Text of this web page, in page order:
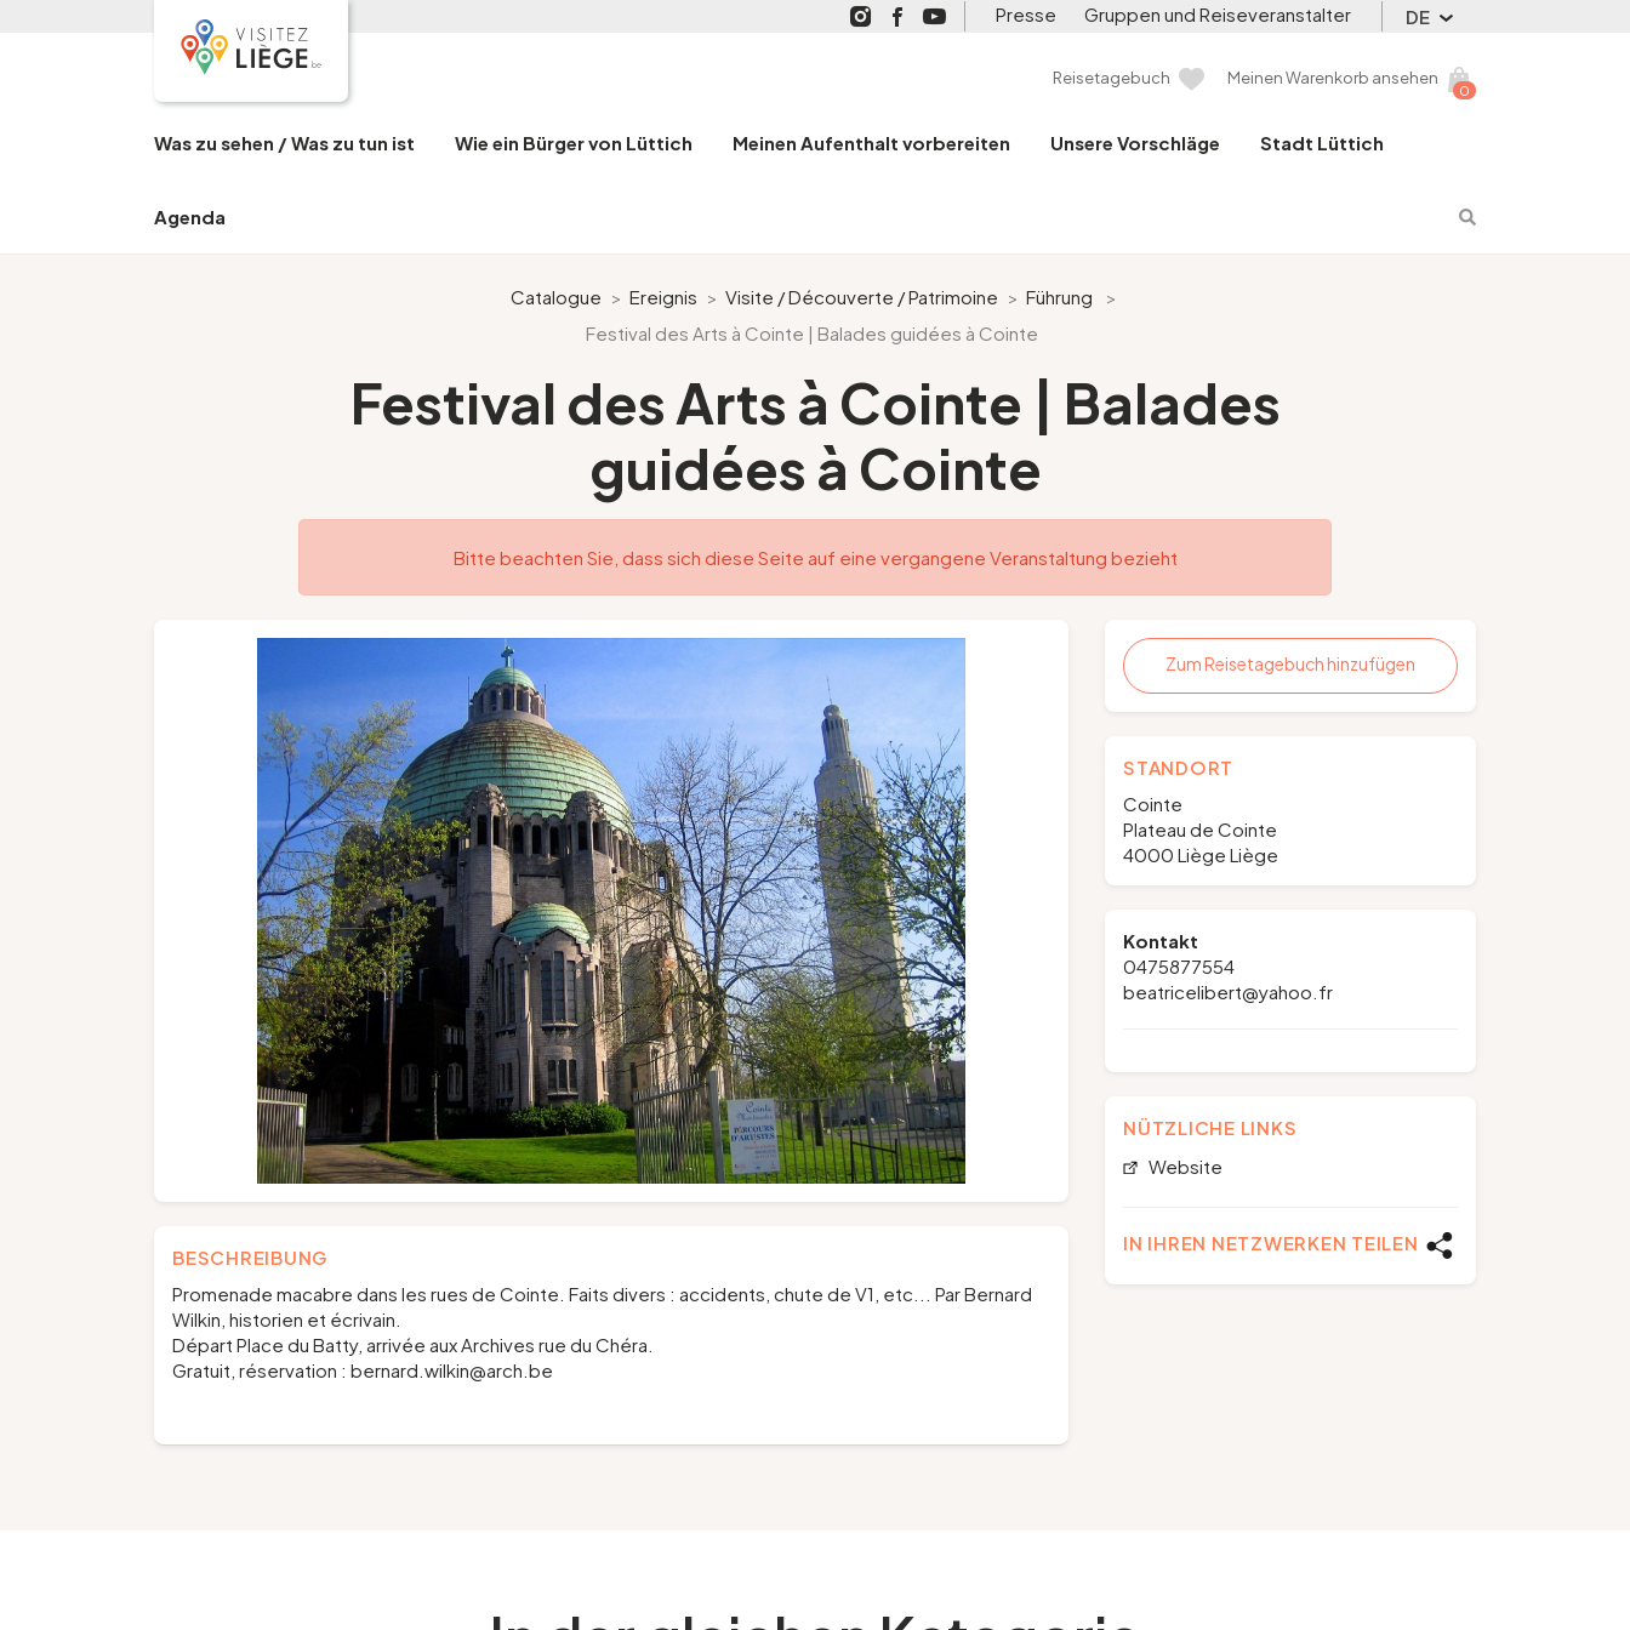
Presse Gruppen und Reiseveranstalter DE
Reisetagebuch
0
Meinen Warenkorb ansehen
Was zu sehen / Was zu tun ist Wie ein Bürger von Lüttich Meinen Aufenthalt vorbereiten Unsere Vorschläge Stadt Lüttich
Agenda
Catalogue > Ereignis > Visite / Découverte / Patrimoine > Führung
>
Festival des Arts à Cointe | Balades guidées à Cointe
Festival des Arts à Cointe | Balades
guidées à Cointe
Bitte beachten Sie, dass sich diese Seite auf eine vergangene Veranstaltung bezieht
BESCHREIBUNG
Promenade macabre dans les rues de Cointe. Faits divers : accidents, chute de V1, etc... Par Bernard
Wilkin, historien et écrivain.
Départ Place du Batty, arrivée aux Archives rue du Chéra.
Gratuit, réservation : bernard.wilkin@arch.be
Zum Reisetagebuch hinzufügen
STANDORT
Cointe
Plateau de Cointe
4000 Liège Liège
Kontakt
0475877554
beatricelibert@yahoo.fr
NÜTZLICHE LINKS
Website
IN IHREN NETZWERKEN TEILEN